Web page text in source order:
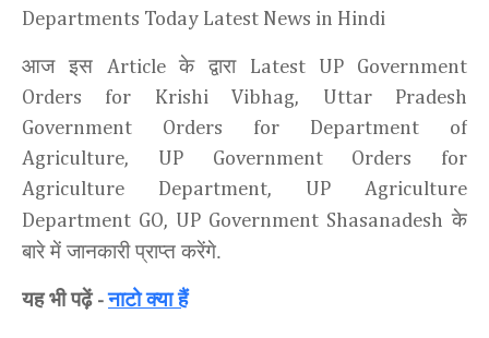
Departments Today Latest News in Hindi
आज इस Article के द्वारा
Latest UP Government
Orders for Krishi Vibhag, Uttar Pradesh
Government Orders for Department of
Agriculture, UP Government Orders for
Agriculture Department, UP Agriculture
Department GO, UP Government Shasanadesh के
बारे में जानकारी प्राप्त करेंगे.
यह भी पढ़ें -नाटो क्या हैं